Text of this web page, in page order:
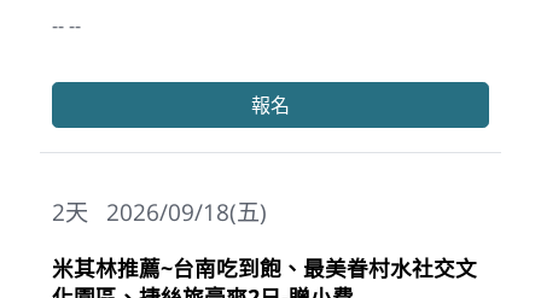
-- --
報名
2026/09/18(五)
2天
米其林推薦~台南吃到飽、最美眷村水社交文